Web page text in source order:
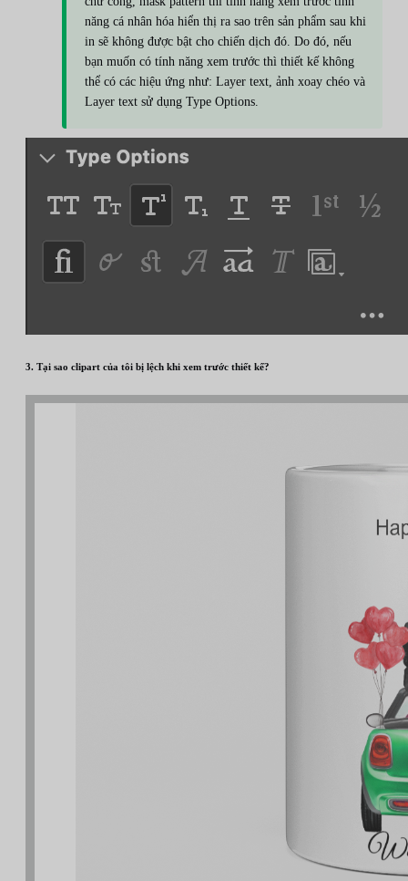
năng cá nhân hóa hiển thị ra sao trên sản phẩm sau khi
in sẽ không được bật cho chiến dịch đó. Do đó, nếu
bạn muốn có tính năng xem trước thì thiết kế không
thể có các hiệu ứng như: Layer text, ảnh xoay chéo và
Layer text sử dụng Type Options.
3. Tại sao clipart của tôi bị lệch khi xem trước thiết kế?